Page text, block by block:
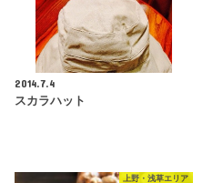
2014.7.4
スカラハット
上野・浅草エリア